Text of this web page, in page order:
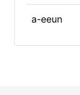
a-eeun